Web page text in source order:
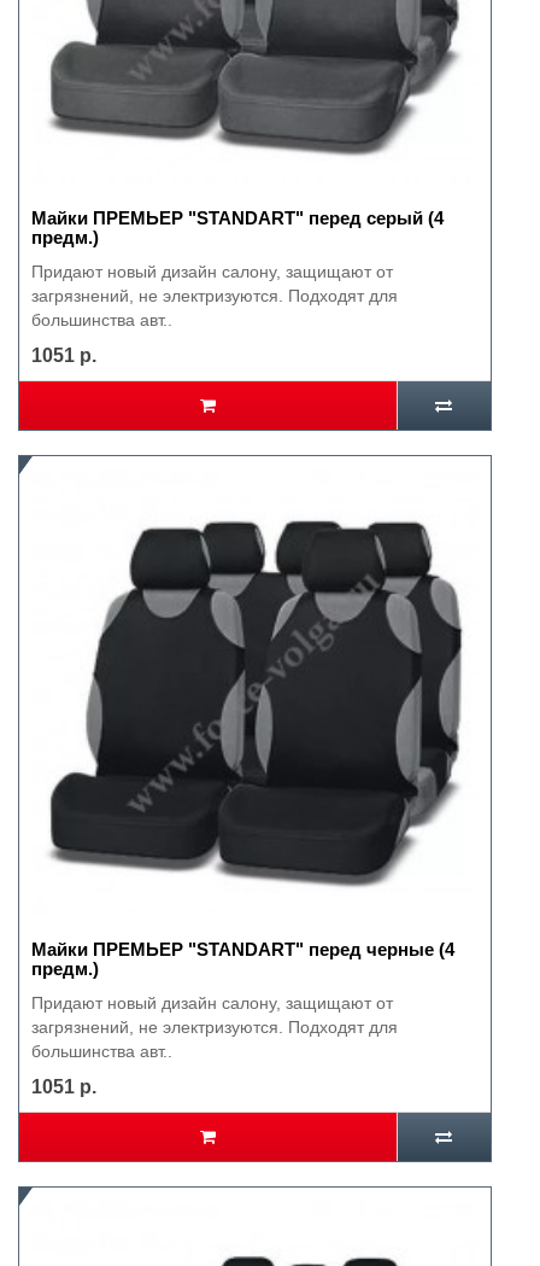
Майки ПРЕМЬЕР "STANDART" перед серый (4
предм.)
Придают новый дизайн салону, защищают от
загрязнений, не электризуются. Подходят для
большинства авт..
1051 р.
Майки ПРЕМЬЕР "STANDART" перед черные (4
предм.)
Придают новый дизайн салону, защищают от
загрязнений, не электризуются. Подходят для
большинства авт..
1051 р.